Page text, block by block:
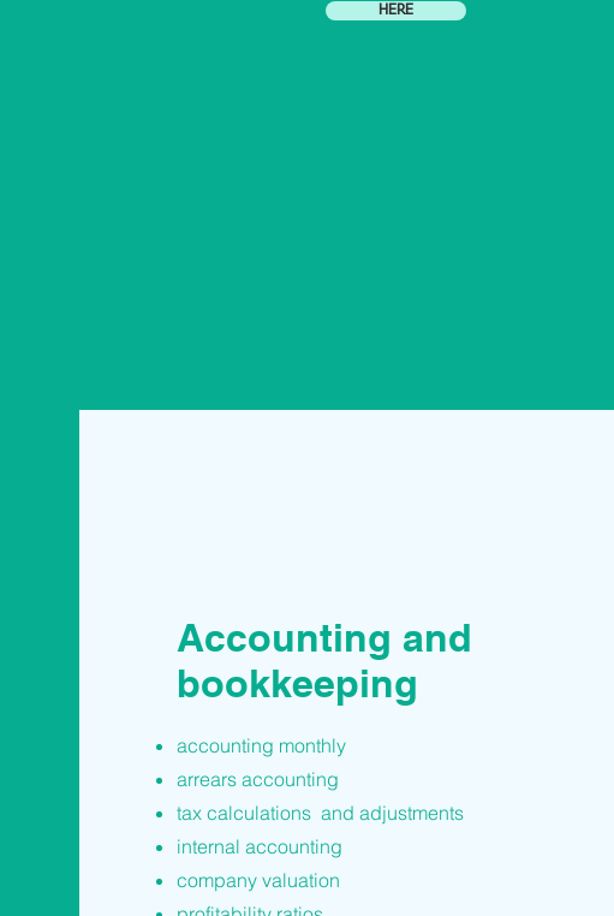
HERE
Accounting and
bookkeeping
accounting monthly
arrears accounting
tax calculations and adjustments
internal accounting
company valuation